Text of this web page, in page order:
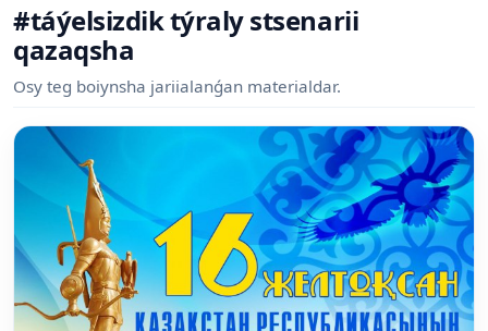
#táýelsizdik týraly stsenarii
qazaqsha
Osy teg boiynsha jariialanǵan materialdar.